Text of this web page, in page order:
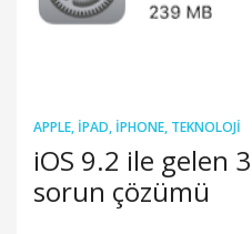
APPLE, IPAD, IPHONE, TEKNOLOJI
iOS 9.2 ile gelen
sorun çözümü